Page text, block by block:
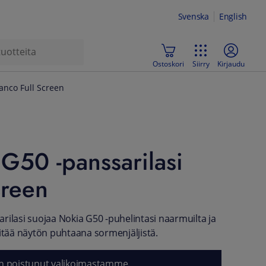
Svenska English
Ostoskori Siirry Kirjaudu
Full Screen
-panssarilasi
suojaa Nokia G50 -puhelintasi naarmuilta ja
näytön puhtaana sormenjäljistä.